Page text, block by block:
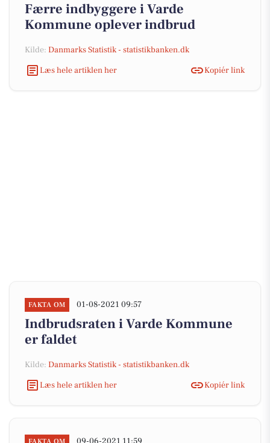
Færre indbyggere i Varde
Kommune oplever indbrud
Kilde: Danmarks Statistik - statistikbanken.dk
Læs hele artiklen her
Kopiér link
FAKTA OM 01-08-2021 09:57
Indbrudsraten i Varde Kommune
er faldet
Kilde: Danmarks Statistik - statistikbanken.dk
Læs hele artiklen her
Kopiér link